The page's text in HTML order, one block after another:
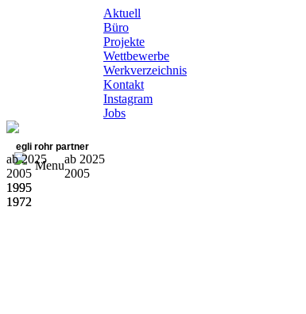
Aktuell
Büro
Projekte
Wettbewerbe
Werkverzeichnis
Kontakt
Instagram
Jobs
egli rohr partner
Menu
ab 2025
2005
1995
1972
ab 2025
2005
1995
1972